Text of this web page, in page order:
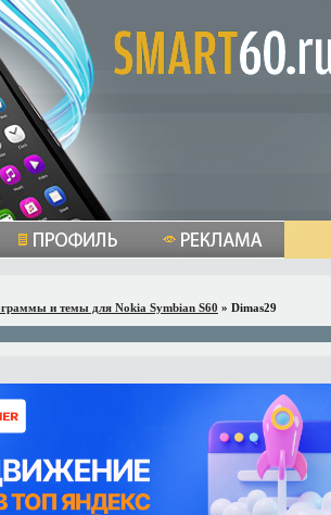
и темы для Nokia Symbian S60 » Dimas29